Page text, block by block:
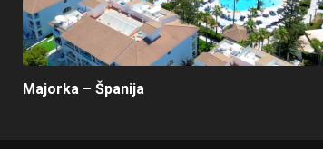
Majorka – Španija